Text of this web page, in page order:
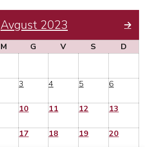
Avgust 2023
M G V S D
3 4 5 6
10 11 12 13
17 18 19 20